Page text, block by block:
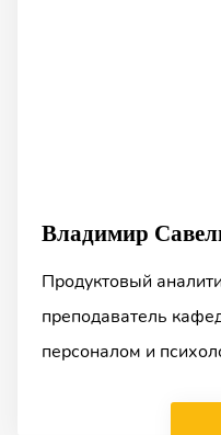
Владимир
Продуктовый
преподаватель
персоналом и